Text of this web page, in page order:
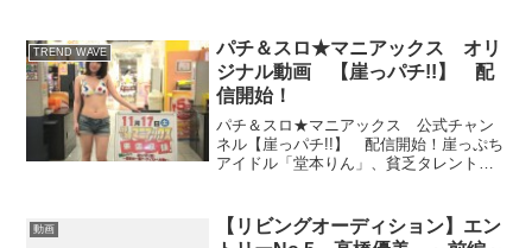
せて・・・前編 【リビングオーディショ
ンとは?】劇団員にな...
TREND WAVE
パチ＆スロ★マニアックス オリ
ジナル動画 【崖っパチ!!】 配
信開始！
パチ＆スロ★マニアックス 公式チャン
ネル【崖っパチ!!】 配信開始！崖っぷち
アイドル「堂本りん」、貧乏タレント
ンコ店なのに、なぜか水着。。。果たし
て、デビューまでたどり...
動画
【リビングオーディション】エン